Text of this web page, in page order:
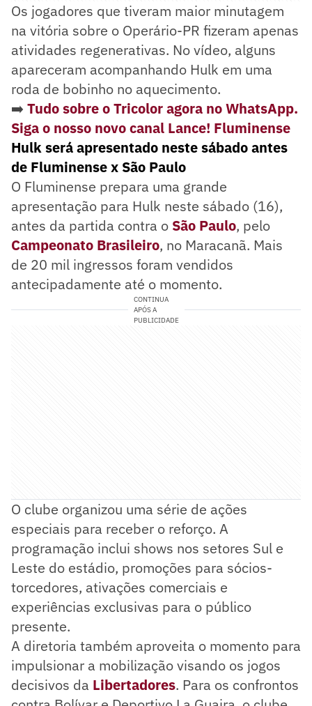
Os jogadores que tiveram maior minutagem
na vitória sobre o Operário-PR fizeram apenas
atividades regenerativas. No vídeo, alguns
apareceram acompanhando Hulk em uma
roda de bobinho no aquecimento.
➡️ Tudo sobre o Tricolor agora no WhatsApp.
Siga o nosso novo canal Lance! Fluminense
Hulk será apresentado neste sábado antes
de Fluminense x São Paulo
O Fluminense prepara uma grande
apresentação para Hulk neste sábado (16),
antes da partida contra o São Paulo, pelo
Campeonato Brasileiro, no Maracanã. Mais
de 20 mil ingressos foram vendidos
antecipadamente até o momento.
CONTINUA
APÓS A
PUBLICIDADE
O clube organizou uma série de ações
especiais para receber o reforço. A
programação inclui shows nos setores Sul e
Leste do estádio, promoções para sócios-
torcedores, ativações comerciais e
experiências exclusivas para o público
presente.
A diretoria também aproveita o momento para
impulsionar a mobilização visando os jogos
decisivos da Libertadores. Para os confrontos